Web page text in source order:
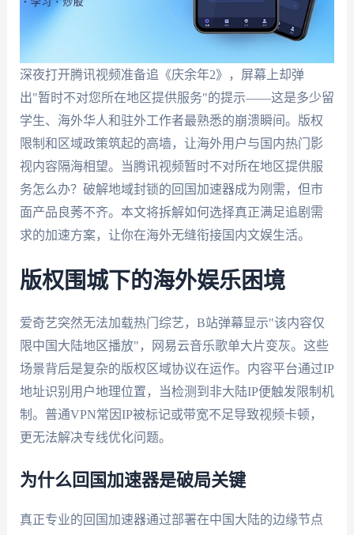
深夜打开腾讯视频准备追《庆余年2》，屏幕上却弹
出"暂时不对您所在地区提供服务"的提示——这是多少留
学生、海外华人和驻外工作者最熟悉的崩溃瞬间。版权
限制和区域政策筑起的高墙，让海外用户与国内热门影
视内容隔海相望。当腾讯视频暂时不对所在地区提供服
务怎么办？破解地域封锁的回国加速器成为刚需，但市
面产品良莠不齐。本文将拆解如何选择真正满足追剧需
求的加速方案，让你在海外无缝衔接国内文娱生活。
版权围城下的海外娱乐困境
爱奇艺突然无法加载热门综艺，B站弹幕显示"该内容仅
限中国大陆地区播放"，网易云音乐歌单大片变灰。这些
场景背后是复杂的版权区域协议在运作。内容平台通过IP
地址识别用户地理位置，当检测到非大陆IP便触发限制机
制。普通VPN常因IP被标记或带宽不足导致视频卡顿，
更无法解决专线优化问题。
为什么回国加速器是破局关键
真正专业的回国加速器通过部署在中国大陆的边缘节点